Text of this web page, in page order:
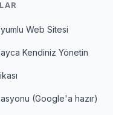
Web Sitesi
Kendiniz Yönetin
(Google'a hazır)